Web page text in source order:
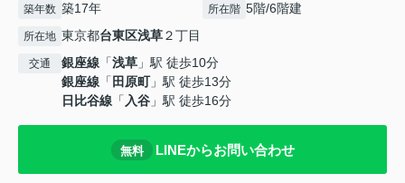
築年数 築17年 所在階 5階/6階建
所在地 東京都台東区浅草２丁目
交通 銀座線 「浅草 」駅 徒歩10分
銀座線 「 田原町」駅 徒歩13分
日比谷線 「入谷 」駅 徒歩16分
無料 LINEからお問い合わせ